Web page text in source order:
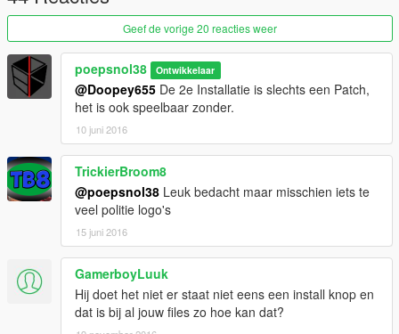
Geef de vorige 20 reacties weer
poepsnol38 Ontwikkelaar
@Doopey655 De 2e Installatie is slechts een Patch,
het is ook speelbaar zonder.
10 juni 2016
TrickierBroom8
@poepsnol38 Leuk bedacht maar misschien iets te
veel politie logo's
15 juni 2016
GamerboyLuuk
Hij doet het niet er staat niet eens een install knop en
dat is bij al jouw files zo hoe kan dat?